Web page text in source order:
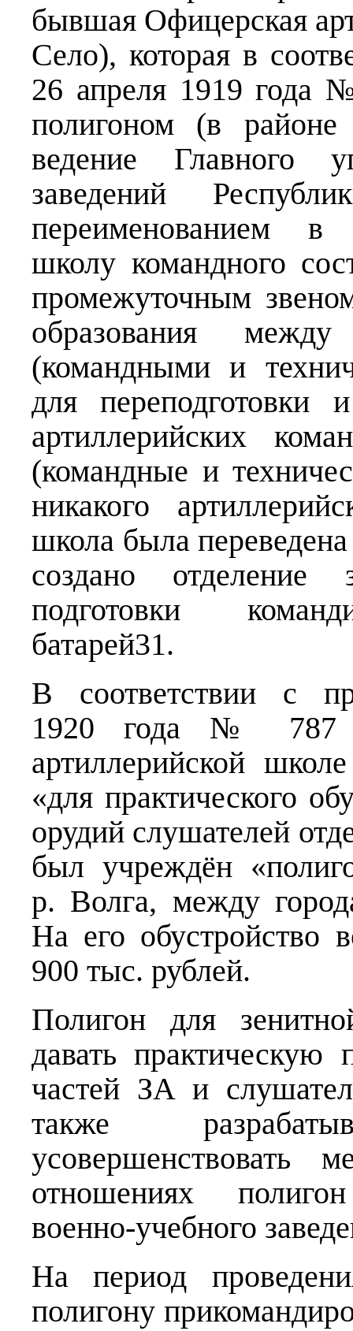
бывшая Офицерская
Село), которая в
26 апреля 1919 года
полигоном (в
ведение Главного
заведений
переименованием
школу командного
промежуточным
образования
(командными и
для переподготовки
артиллерийских
(командные и
никакого
школа была
создано отделение
подготовки
батарей31.
В соответствии с
1920 года № 787
артиллерийской
«для практического
орудий слушателей
был учреждён
р. Волга, между
На его обустройство
900 тыс. рублей.
Полигон для
давать практическую
частей ЗА и
также
усовершенствовать
отношениях
военно-учебного
На период
полигону